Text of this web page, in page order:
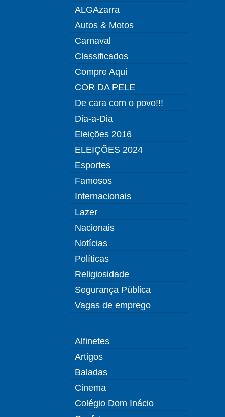
ALGAzarra
Autos & Motos
Carnaval
Classificados
Compre Aqui
COR DA PELE
De cara com o povo!!!
Dia-a-Dia
Eleições 2016
ELEIÇÕES 2024
Esportes
Famosos
Internacionais
Lazer
Nacionais
Notícias
Políticas
Religiosidade
Segurança Pública
Vagas de emprego
Alfinetes
Artigos
Baladas
Cinema
Colégio Dom Inácio